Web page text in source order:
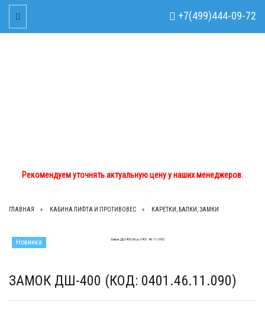
Рекомендуем уточнять актуальную цену у наших менеджеров.
Рекомендуем уточнять актуальную цену у наших менеджеров.
+7(499)444-09-72
Toggle Navigation
ГЛАВНАЯ КАБИНА ЛИФТА И ПРОТИВОВЕС КАРЕТКИ, БАЛКИ, ЗАМКИ
Новинка
ЗАМОК ДШ-400 (КОД: 0401.46.11.090)